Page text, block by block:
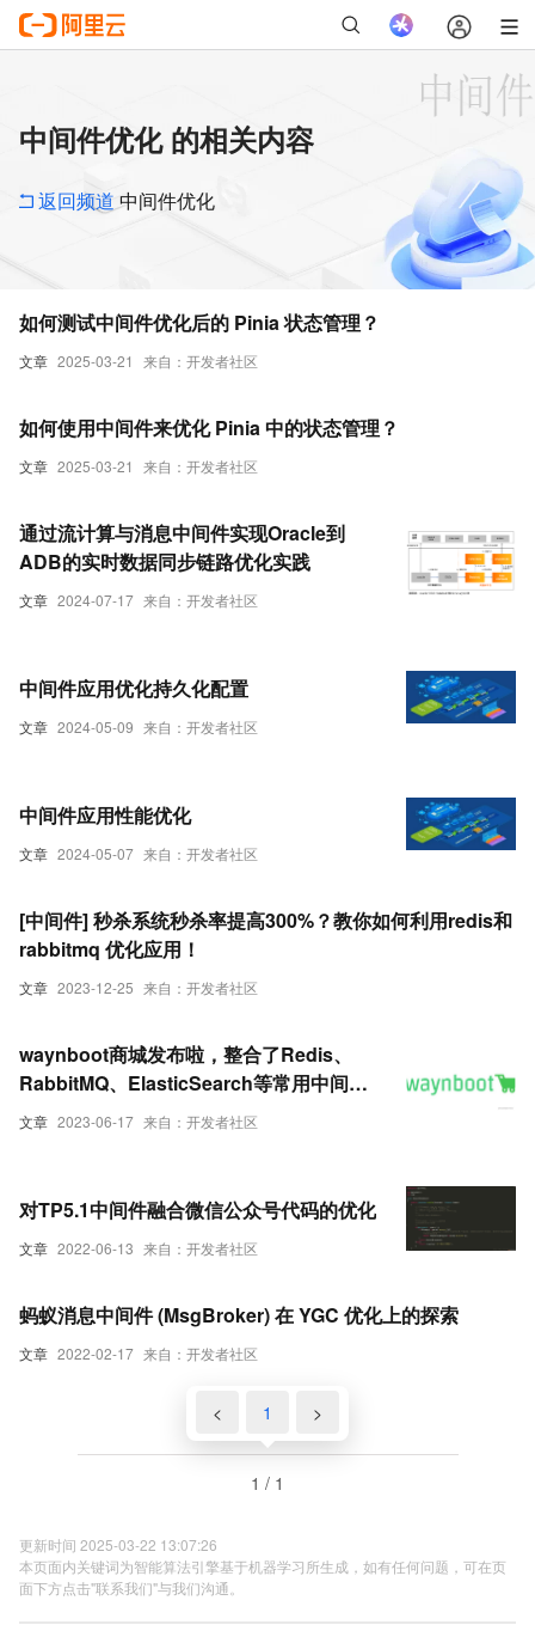
中间件优化 的相关内容
返回频道 中间件优化
文章 2025-03-21 来自：开发者社区
如何测试中间件优化后的 Pinia 状态管理？
文章 2025-03-21 来自：开发者社区
如何使用中间件来优化 Pinia 中的状态管理？
文章 2024-07-17 来自：开发者社区
通过流计算与消息中间件实现Oracle到
ADB的实时数据同步链路优化实践
文章 2024-05-09 来自：开发者社区
中间件应用优化持久化配置
文章 2024-05-07 来自：开发者社区
中间件应用性能优化
文章 2023-12-25 来自：开发者社区
[中间件] 秒杀系统秒杀率提高300%？教你如何利用redis和
rabbitmq 优化应用！
文章 2023-06-17 来自：开发者社区
waynboot商城发布啦，整合了Redis、
RabbitMQ、ElasticSearch等常用中间
件， 根据生产环境开发经验而来不断完
文章 2022-06-13 来自：开发者社区
对TP5.1中间件融合微信公众号代码的优化
文章 2022-02-17 来自：开发者社区
蚂蚁消息中间件 (MsgBroker) 在 YGC 优化上的探索
< 1 >
1 / 1
更新时间 2025-03-22 13:07:26
本页面内关键词为智能算法引擎基于机器学习所生成，如有任何问题，可在页
面下方点击"联系我们"与我们沟通。